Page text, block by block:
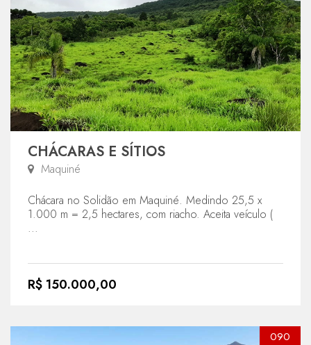
CHÁCARAS E SÍTIOS
Maquiné
Chácara no Solidão em Maquiné. Medindo 25,5 x
1.000 m = 2,5 hectares, com riacho. Aceita veículo (
...
R$ 150.000,00
090